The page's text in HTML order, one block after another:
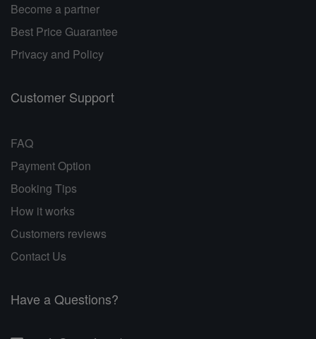
Become a partner
Best Price Guarantee
Privacy and Policy
Customer Support
FAQ
Payment Option
Booking Tips
How it works
Customers reviews
Contact Us
Have a Questions?